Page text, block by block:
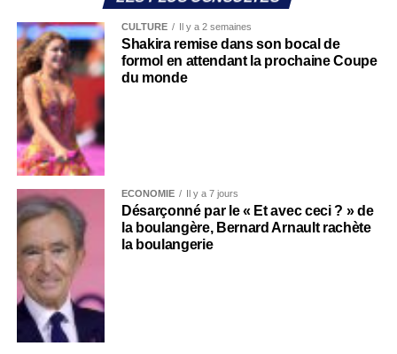
CULTURE Il y a 2 semaines
Shakira remise dans son bocal de
formol en attendant la prochaine Coupe
du monde
ECONOMIE Il y a 7 jours
Désarçonné par le « Et avec ceci ? » de
la boulangère, Bernard Arnault rachète
la boulangerie